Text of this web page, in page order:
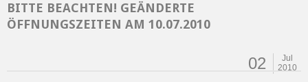
BITTE BEACHTEN! GEÄNDERTE
ÖFFNUNGSZEITEN AM 10.07.2010
02
Jul
2010